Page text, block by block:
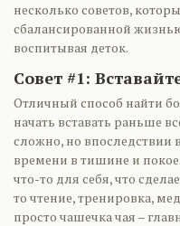
несколько советов,
сбалансированной
воспитывая деток.
Совет #1:
Отличный способ найти
начать вставать раньше
сложно, но впоследствии
времени в тишине и
что-то для себя, что
то чтение, тренировка,
просто чашечка чая –